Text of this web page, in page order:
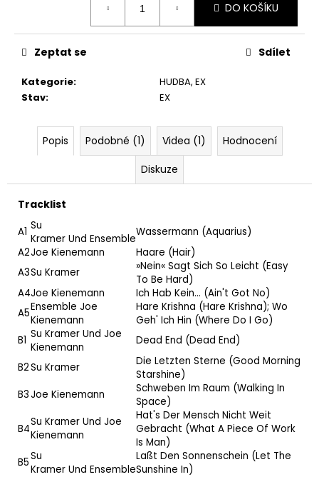
DO KOŠÍKU
Kategorie: HUDBA, EX
Stav: EX
Zeptat se Sdílet
Popis Podobné (1) Videa (1)
Hodnocení
Diskuze
Tracklist
A1 Su
Kramer Und Ensemble
Wassermann (Aquarius)
A2Joe Kienemann
Haare (Hair)
A3Su Kramer
»Nein« Sagt Sich So Leicht (Easy
To Be Hard)
A4Joe Kienemann
Ich Hab Kein… (Ain't Got No)
A5Ensemble Joe
Kienemann
Hare Krishna (Hare Krishna); Wo
Geh' Ich Hin (Where Do I Go)
B1 Su Kramer Und Joe
Kienemann
Dead End (Dead End)
B2Su Kramer
Die Letzten Sterne (Good Morning
Starshine)
B3Joe Kienemann
Schweben Im Raum (Walking In
Space)
B4
Su Kramer Und Joe
Kienemann
Hat's Der Mensch Nicht Weit
Gebracht (What A Piece Of Work
Is Man)
B5Su
Kramer Und Ensemble
Laßt Den Sonnenschein (Let The
Sunshine In)
MC
220